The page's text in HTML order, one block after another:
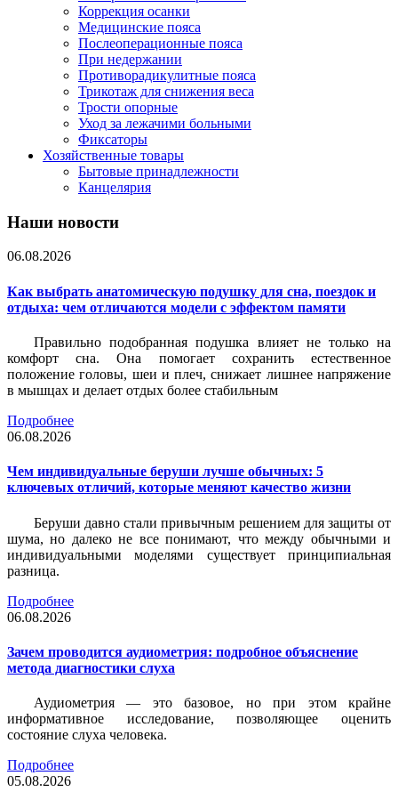
Коррекция осанки
Медицинские пояса
Послеоперационные пояса
При недержании
Противорадикулитные пояса
Трикотаж для снижения веса
Трости опорные
Уход за лежачими больными
Фиксаторы
Хозяйственные товары
Бытовые принадлежности
Канцелярия
Наши новости
06.08.2026
Как выбрать анатомическую подушку для сна, поездок и
отдыха: чем отличаются модели с эффектом памяти
Правильно подобранная подушка влияет не только на
комфорт сна. Она помогает сохранить естественное
положение головы, шеи и плеч, снижает лишнее напряжение
в мышцах и делает отдых более стабильным
Подробнее
06.08.2026
Чем индивидуальные беруши лучше обычных: 5
ключевых отличий, которые меняют качество жизни
Беруши давно стали привычным решением для защиты от
шума, но далеко не все понимают, что между обычными и
индивидуальными моделями существует принципиальная
разница.
Подробнее
06.08.2026
Зачем проводится аудиометрия: подробное объяснение
метода диагностики слуха
Аудиометрия — это базовое, но при этом крайне
информативное исследование, позволяющее оценить
состояние слуха человека.
Подробнее
05.08.2026